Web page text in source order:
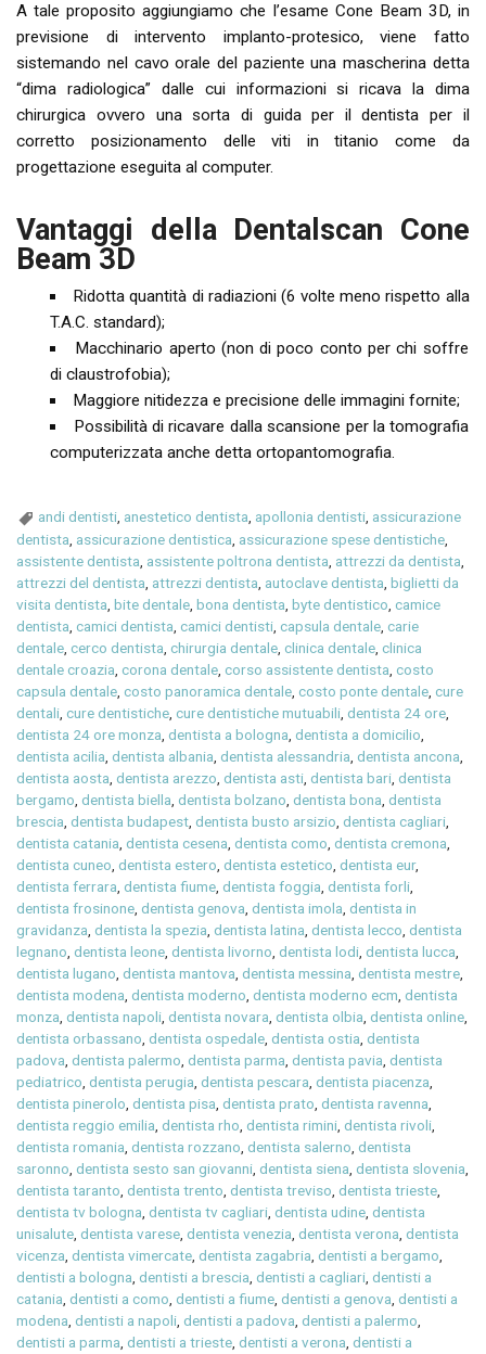
A tale proposito aggiungiamo che l’esame Cone Beam 3D, in
previsione di intervento implanto-protesico, viene fatto
sistemando nel cavo orale del paziente una mascherina detta
“dima radiologica” dalle cui informazioni si ricava la dima
chirurgica ovvero una sorta di guida per il dentista per il
corretto posizionamento delle viti in titanio come da
progettazione eseguita al computer.
Vantaggi della Dentalscan Cone
Beam 3D
Ridotta quantità di radiazioni (6 volte meno rispetto alla
T.A.C. standard);
Macchinario aperto (non di poco conto per chi soffre
di claustrofobia);
Maggiore nitidezza e precisione delle immagini fornite;
Possibilità di ricavare dalla scansione per la tomografia
computerizzata anche detta ortopantomografia.
andi dentisti anestetico dentista apollonia dentisti assicurazione
dentista, assicurazione dentistica, assicurazione spese dentistiche,
assistente dentista, assistente poltrona dentista, attrezzi da dentista,
attrezzi del dentista, attrezzi dentista, autoclave dentista,biglietti da
visita dentista,bite dentale,bona dentista,byte dentistico,camice
dentista,camici dentista,camici dentisti,capsula dentale,carie
dentale,cerco dentista,chirurgia dentale,clinica dentale,clinica
dentale croazia,corona dentale,corso assistente dentista,costo
capsula dentale,costo panoramica dentale,costo ponte dentale,cure
dentali,cure dentistiche,cure dentistiche mutuabili,dentista 24 ore,
dentista 24 ore monza,dentista a bologna,dentista a domicilio,
dentista acilia,dentista albania,dentista alessandria,dentista ancona,
dentista aosta,dentista arezzo,dentista asti,dentista bari,dentista
bergamo,dentista biella,dentista bolzano,dentista bona,dentista
brescia,dentista budapest,dentista busto arsizio,dentista cagliari,
dentista catania,dentista cesena,dentista como,dentista cremona,
dentista cuneo,dentista estero,dentista estetico,dentista eur,
dentista ferrara,dentista fiume,dentista foggia,dentista forli,
dentista frosinone,dentista genova,dentista imola,dentista in
gravidanza,dentista la spezia,dentista latina,dentista lecco,dentista
legnano,dentista leone,dentista livorno,dentista lodi,dentista lucca,
dentista lugano,dentista mantova,dentista messina,dentista mestre,
dentista modena,dentista moderno,dentista moderno ecm,dentista
monza,dentista napoli,dentista novara,dentista olbia,dentista online,
dentista orbassano,dentista ospedale,dentista ostia,dentista
padova,dentista palermo,dentista parma,dentista pavia,dentista
pediatrico,dentista perugia,dentista pescara,dentista piacenza,
dentista pinerolo,dentista pisa,dentista prato,dentista ravenna,
dentista reggio emilia,dentista rho,dentista rimini,dentista rivoli,
dentista romania,dentista rozzano,dentista salerno,dentista
saronno,dentista sesto san giovanni,dentista siena,dentista slovenia,
dentista taranto,dentista trento,dentista treviso,dentista trieste,
dentista tv bologna,dentista tv cagliari,dentista udine,dentista
unisalute,dentista varese,dentista venezia,dentista verona,dentista
vicenza,dentista vimercate,dentista zagabria,dentisti a bergamo,
dentisti a bologna,dentisti a brescia,dentisti a cagliari,dentisti a
catania,dentisti a como,dentisti a fiume,dentisti a genova,dentisti a
modena,dentisti a napoli,dentisti a padova,dentisti a palermo,
dentisti a parma,dentisti a trieste,dentisti a verona,dentisti a